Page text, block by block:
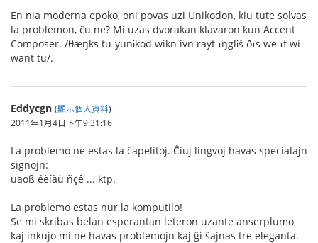
En nia moderna epoko, oni povas uzi Unikodon, kiu tute solvas
la problemon, ĉu ne? Mi uzas dvorakan klavaron kun Accent
Composer. /θæŋks tu-yunɨkod wikn ivn rayt ɪŋglɨš ðɪs we ɪf wi
want tu/.
Eddycgn (顯示個人資料)
2011年1月4日下午9:31:16
La problemo ne estas la ĉapelitoj. Ĉiuj lingvoj havas specialajn
signojn:
üäöß éèíàù ñçê ... ktp.
La problemo estas nur la komputilo!
Se mi skribas belan esperantan leteron uzante anserplumo
kaj inkujo mi ne havas problemojn kaj ĝi ŝajnas tre eleganta.